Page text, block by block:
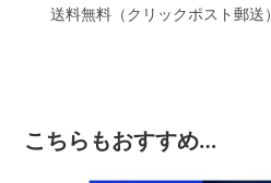
送料無料（クリックポスト郵送）
こちらもおすすめ…